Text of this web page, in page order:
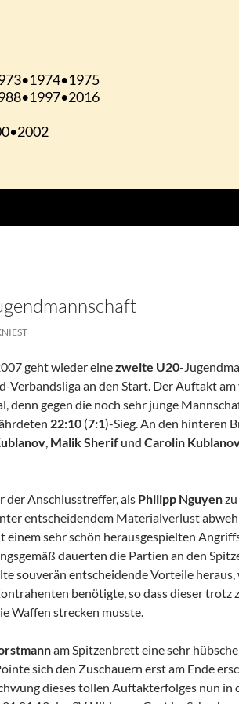
geht wieder einezweite U20-
Verbandsliga an den Start. Der Auftakt
denn gegen die noch sehr junge
22:10 (7:1)-Sieg. An den hinteren
, Malik Sherif und Carolin
der Anschlusstreffer, als Philipp Nguyen
entscheidendem Materialverlust
einem sehr schön herausgespielten
dauerten die Partien an den
souverän entscheidende Vorteile heraus,
benötigte, so dass dieser trotz
Waffen strecken musste.
am Spitzenbrett eine sehr hübsche
sich den Zuschauern erst am Ende
dieses tollen Auftakterfolges nun in